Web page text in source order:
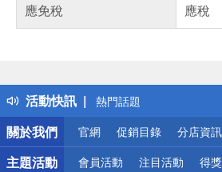
應免稅
應稅
活動快訊
得獎公告
熱門話題
銀行優惠
偏遠地區配送
詐騙網頁！請小心！
關於我們
官網 促銷目錄 分店資訊
主題活動 會員活動 注目活動 得